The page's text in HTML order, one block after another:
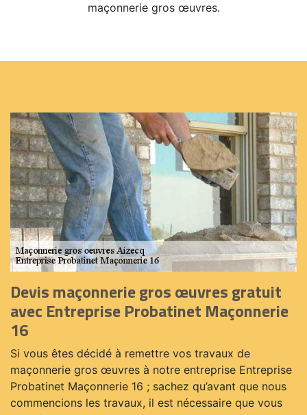
maçonnerie gros œuvres.
Devis maçonnerie gros œuvres gratuit
avec Entreprise Probatinet Maçonnerie
16
Si vous êtes décidé à remettre vos travaux de
maçonnerie gros œuvres à notre entreprise Entreprise
Probatinet Maçonnerie 16 ; sachez qu’avant que nous
commencions les travaux, il est nécessaire que vous